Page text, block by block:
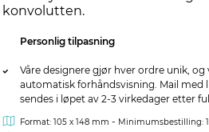
konvolutten.
Personlig tilpasning
Våre designere gjør hver ordre unik,
automatisk forhåndsvisning. Mail med
sendes i løpet av 2-3 virkedager etter
Format: 105 x 148 mm - Minimumsbestilling: